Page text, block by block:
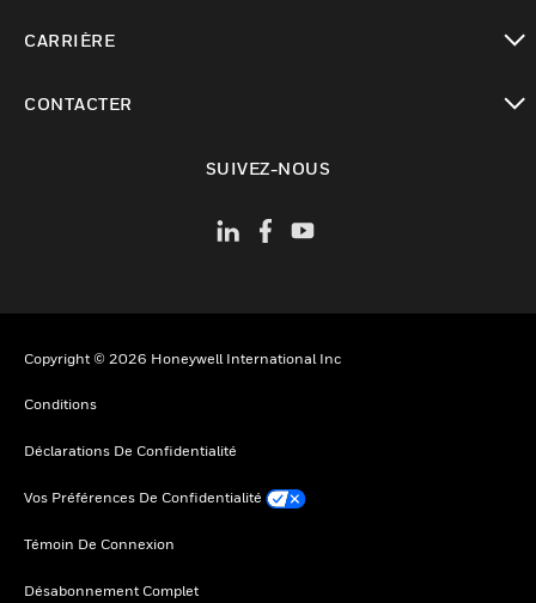
CARRIÈRE
CONTACTER
SUIVEZ-NOUS
Copyright © 2026 Honeywell International Inc
Conditions
Déclarations De Confidentialité
Vos Préférences De Confidentialité
Témoin De Connexion
Désabonnement Complet